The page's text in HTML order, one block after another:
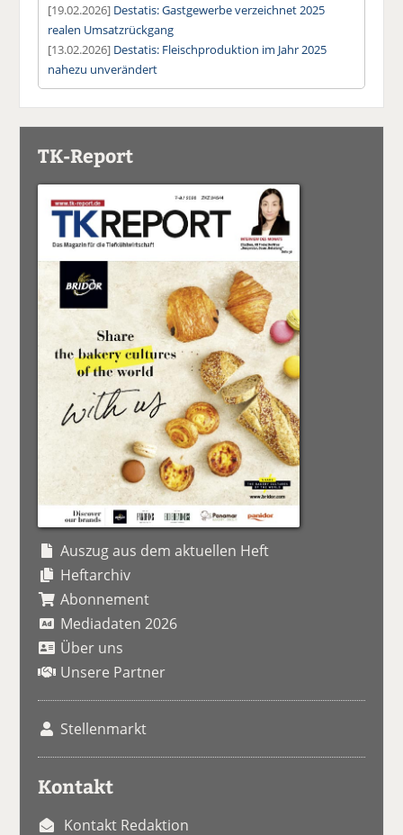
[19.02.2026] Destatis: Gastgewerbe verzeichnet 2025
realen Umsatzrückgang
[13.02.2026] Destatis: Fleischproduktion im Jahr 2025
nahezu unverändert
TK-Report
Auszug aus dem aktuellen Heft
Heftarchiv
Abonnement
Mediadaten 2026
Über uns
Unsere Partner
Stellenmarkt
Kontakt
Kontakt Redaktion